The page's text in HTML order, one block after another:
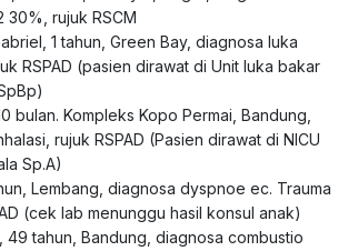
rujuk RSCM
1 tahun, Green Bay, diagnosa luka
RSPAD (pasien dirawat di Unit luka bakar
bulan. Kompleks Kopo Permai, Bandung,
rujuk RSPAD (Pasien dirawat di NICU
Sp.A)
Lembang, diagnosa dyspnoe ec. Trauma
(cek lab menunggu hasil konsul anak)
49 tahun, Bandung, diagnosa combustio